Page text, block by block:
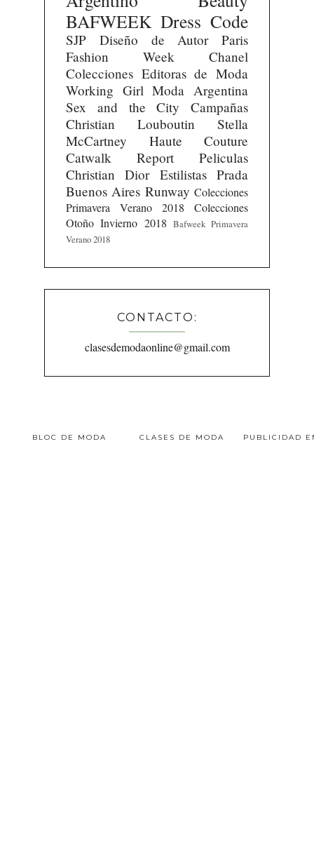
BAFWEEK Dress Code
SJP Diseño de Autor
Paris
Fashion Week
Chanel
Colecciones Editoras de Moda
Working Girl Moda Argentina
Sex and the City
Campañas
Christian Louboutin
Stella
McCartney
Haute Couture
Catwalk Report
Peliculas
Christian Dior Estilistas Prada
Buenos Aires Runway Colecciones
Primavera Verano 2018
Colecciones
Otoño Invierno 2018 Bafweek Primavera
Verano 2018
CONTACTO:
clasesdemodaonline@gmail.com
BLOC DE MODA CLASES DE MODA PUBLICIDAD